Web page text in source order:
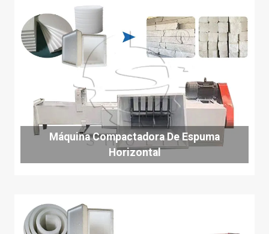
Máquina Compactadora De Espuma
Horizontal